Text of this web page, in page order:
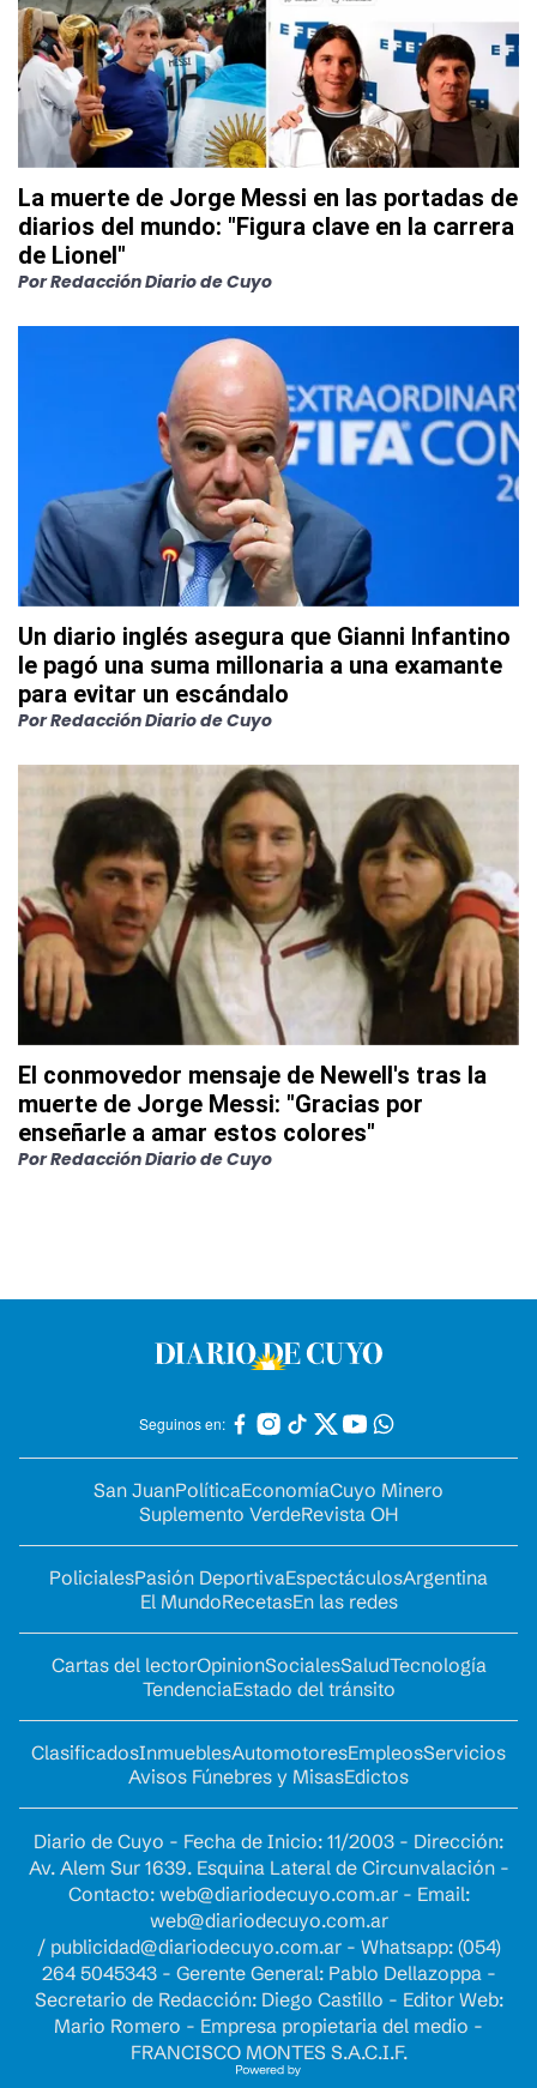
La muerte de Jorge Messi en las portadas de
diarios del mundo: "Figura clave en la carrera
de Lionel"
PorRedacción Diario de Cuyo
Un diario inglés asegura que Gianni Infantino
le pagó una suma millonaria a una examante
para evitar un escándalo
PorRedacción Diario de Cuyo
El conmovedor mensaje de Newell's tras la
muerte de Jorge Messi: "Gracias por
enseñarle a amar estos colores"
PorRedacción Diario de Cuyo
Seguinos en:
San JuanPolíticaEconomíaCuyo Minero
Suplemento VerdeRevista OH
PolicialesPasión DeportivaEspectáculosArgentina
El MundoRecetasEn las redes
Cartas del lectorOpinionSocialesSaludTecnología
TendenciaEstado del tránsito
ClasificadosInmueblesAutomotoresEmpleosServicios
Avisos Fúnebres y MisasEdictos
Diario de Cuyo - Fecha de Inicio: 11/2003 - Dirección:
Av. Alem Sur 1639. Esquina Lateral de Circunvalación -
Contacto: web@diariodecuyo.com.ar- Email:
web@diariodecuyo.com.ar
/ publicidad@diariodecuyo.com.ar- Whatsapp: (054)
264 5045343 - Gerente General: Pablo Dellazoppa -
Secretario de Redacción: Diego Castillo - Editor Web:
Mario Romero - Empresa propietaria del medio -
FRANCISCO MONTES S.A.C.I.F.